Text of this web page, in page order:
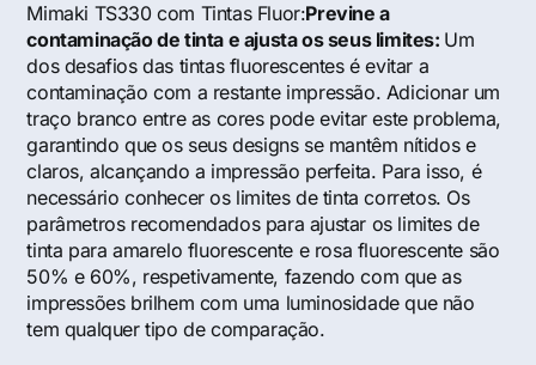
Mimaki TS330 com Tintas Fluor:Previne a
contaminação de tinta e ajusta os seus limites: Um
dos desafios das tintas fluorescentes é evitar a
contaminação com a restante impressão. Adicionar um
traço branco entre as cores pode evitar este problema,
garantindo que os seus designs se mantêm nítidos e
claros, alcançando a impressão perfeita. Para isso, é
necessário conhecer os limites de tinta corretos. Os
parâmetros recomendados para ajustar os limites de
tinta para amarelo fluorescente e rosa fluorescente são
50% e 60%, respetivamente, fazendo com que as
impressões brilhem com uma luminosidade que não
tem qualquer tipo de comparação.